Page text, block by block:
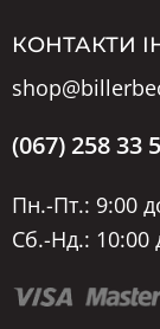
КОНТАКТИ
(067) 258 33
Пн.-Пт.: 9:00
Сб.-Нд.: 10:00